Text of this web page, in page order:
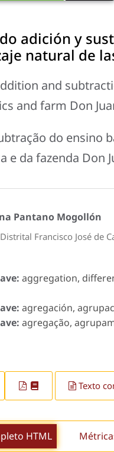
adición y
natural de
and
and farm Don
do ensino
e da fazenda Don
Pantano Mogollón
Francisco José de
aggregation,
agregación,
agregação,
Texto
HTML